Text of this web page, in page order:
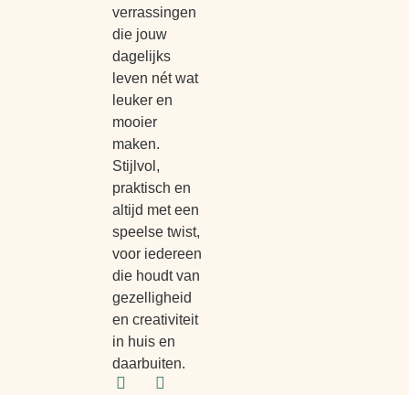
verrassingen
die jouw
dagelijks
leven nét wat
leuker en
mooier
maken.
Stijlvol,
praktisch en
altijd met een
speelse twist,
voor iedereen
die houdt van
gezelligheid
en creativiteit
in huis en
daarbuiten.